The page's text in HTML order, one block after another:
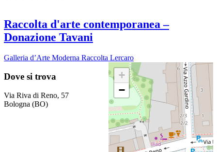
Raccolta d'arte contemporanea –
Donazione Tavani
Galleria d’Arte Moderna Raccolta Lercaro
Dove si trova
Via Riva di Reno, 57
Bologna (BO)
+
−